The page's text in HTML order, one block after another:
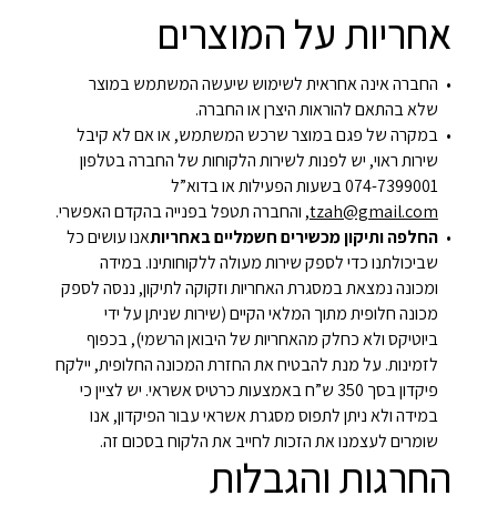
אחריות על המוצרים
החברה אינה אחראית לשימוש שיעשה המשתמש במוצר
שלא בהתאם להוראות היצרן או החברה.
במקרה של פגם במוצר שרכש המשתמש, או אם לא קיבל
שירות ראוי, יש לפנות לשירות הלקוחות של החברה בטלפון
074-7399001 בשעות הפעילות או בדוא”ל
tzah@gmail.com, והחברה תטפל בפנייה בהקדם האפשרי.
החלפה ותיקון מכשירים חשמליים באחריותאנו עושים כל
שביכולתנו כדי לספק שירות מעולה ללקוחותינו. במידה
ומכונה נמצאת במסגרת האחריות וזקוקה לתיקון, ננסה לספק
מכונה חלופית מתוך המלאי הקיים (שירות שניתן על ידי
ביוטיקס ולא כחלק מהאחריות של היבואן הרשמי), בכפוף
לזמינות. על מנת להבטיח את החזרת המכונה החלופית, יילקח
פיקדון בסך 350 ש”ח באמצעות כרטיס אשראי. יש לציין כי
במידה ולא ניתן לתפוס מסגרת אשראי עבור הפיקדון, אנו
שומרים לעצמנו את הזכות לחייב את הלקוח בסכום זה.
החרגות והגבלות